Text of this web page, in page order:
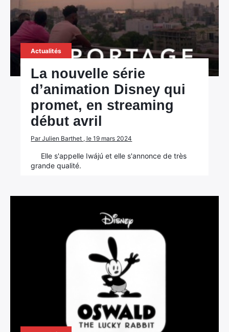
Actualités
La nouvelle série
d’animation Disney qui
promet, en streaming
début avril
Par Julien Barthet , le 19 mars 2024
Elle s'appelle Iwájú et elle s'annonce de très
grande qualité.